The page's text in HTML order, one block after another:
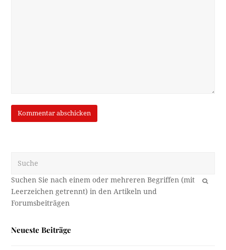
OK
Neueste Beiträge